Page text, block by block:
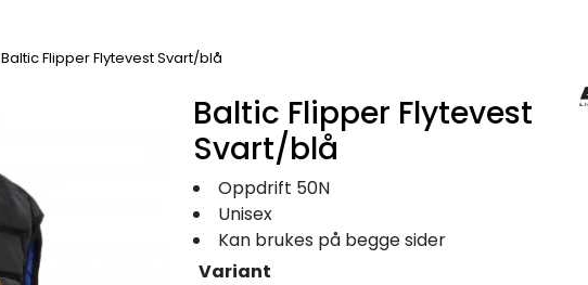
Baltic Flipper Flytevest Svart/blå
Baltic Flipper Flytevest
Svart/blå
Oppdrift 50N
Unisex
Kan brukes på begge sider
Variant